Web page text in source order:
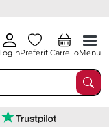
LoginPreferitiCarrelloMenu